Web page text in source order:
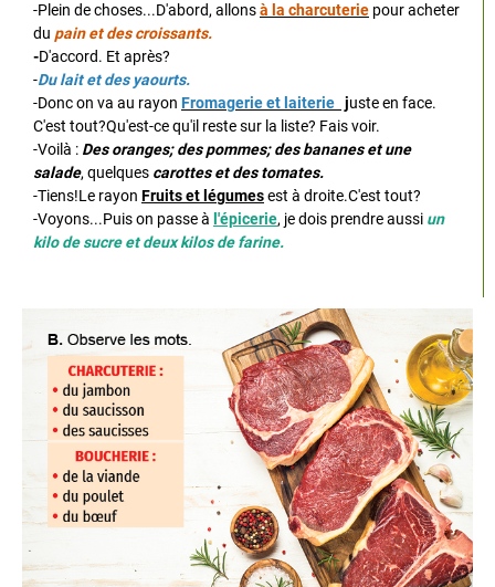
-Plein de choses...D'abord, allonsà la charcuterie pour acheter
du pain et des croissants.
-D'accord. Et après?
-Du lait et des yaourts.
-Donc on va au rayon Fromagerie et laiterie juste en face.
C'est tout?Qu'est-ce qu'il reste sur la liste? Fais voir.
-Voilà : Des oranges; des pommes; des bananes et une
salade, quelques carottes et des tomates.
-Tiens!Le rayon Fruits et légumesest à droite.C'est tout?
-Voyons...Puis on passe à l'épicerie, je dois prendre aussi un
kilo de sucre et deux kilos de farine.